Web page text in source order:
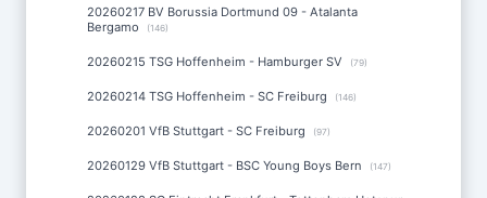
20260217 BV Borussia Dortmund 09 - Atalanta
Bergamo
(146)
20260215 TSG Hoffenheim - Hamburger SV (79)
20260214 TSG Hoffenheim - SC Freiburg (146)
20260201 VfB Stuttgart - SC Freiburg (97)
20260129 VfB Stuttgart - BSC Young Boys Bern (147)